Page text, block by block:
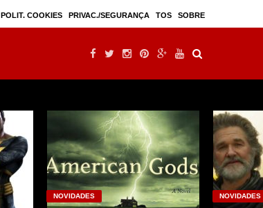
Mulan – filme live-action seguindo sucesso d ...
POLIT. COOKIES PRIVAC./SEGURANÇA TOS SOBRE
NOVIDADES NOVIDADES